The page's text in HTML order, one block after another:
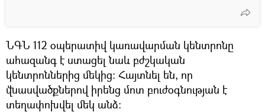
ՆԳՆ 112 օպերատիվ կառավարման կենտրոնը
ահազանգ է ստացել նաև բժշկական
կենտրոններից մեկից։ Հայտնել են, որ
վնասվածքներով իրենց մոտ բուժօգնության է
տեղափոխվել մեկ անձ։